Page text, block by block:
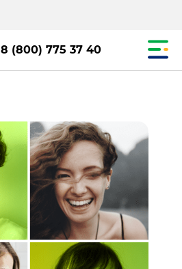
8 (800) 775 37 40